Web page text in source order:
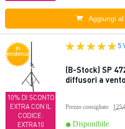
Aggiungi
In
evidenza
10% DI SCONTO
EXTRA CON IL
CODICE:
EXTRA10
5
(B-Stock) SP
diffusori a vento
Prezzo consigliato
Disponibile